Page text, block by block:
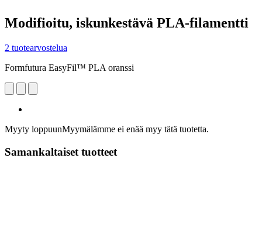
Modifioitu, iskunkestävä PLA-filamentti
2 tuotearvostelua
Formfutura EasyFil™ PLA oranssi
Myyty loppuunMyymälämme ei enää myy tätä tuotetta.
Samankaltaiset tuotteet